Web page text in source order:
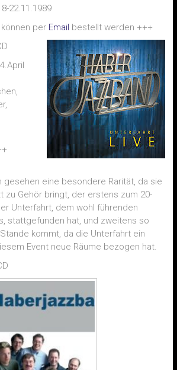
22.11.1989
per Email bestellt werden +++
gesehen eine besondere Rarität, da sie
zu Gehör bringt, der erstens zum 20-
Unterfahrt, dem wohl führenden
stattgefunden hat, und zweitens so
kommt, da die Unterfahrt ein
Event neue Räume bezogen hat.